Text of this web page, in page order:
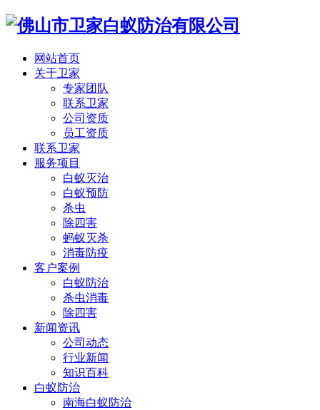
网站首页
关于卫家
专家团队
联系卫家
公司资质
员工资质
联系卫家
服务项目
白蚁灭治
白蚁预防
杀虫
除四害
蚂蚁灭杀
消毒防疫
客户案例
白蚁防治
杀虫消毒
除四害
新闻资讯
公司动态
行业新闻
知识百科
白蚁防治
南海白蚁防治